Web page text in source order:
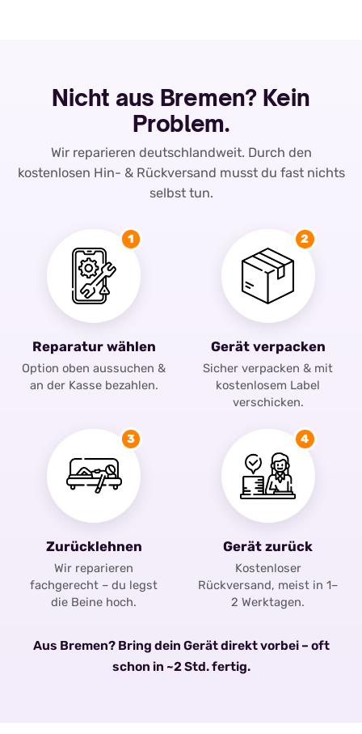
Nicht aus Bremen? Kein
Problem.
Wir reparieren deutschlandweit. Durch den
kostenlosen Hin- & Rückversand musst du fast nichts
selbst tun.
1
Reparatur wählen
Option oben aussuchen &
an der Kasse bezahlen.
2
Gerät verpacken
Sicher verpacken & mit
kostenlosem Label
verschicken.
3
Zurücklehnen
Wir reparieren
fachgerecht – du legst
die Beine hoch.
4
Gerät zurück
Kostenloser
Rückversand, meist in 1–
2 Werktagen.
Aus Bremen? Bring dein Gerät direkt vorbei – oft
schon in ~2 Std. fertig.